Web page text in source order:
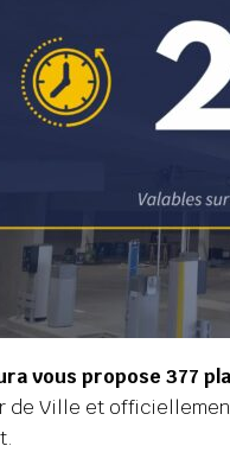
vous propose 377
Ville et